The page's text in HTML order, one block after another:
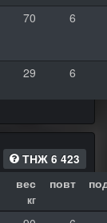
70 6
29 6
ТНЖ 6 423
вес
кг
повт